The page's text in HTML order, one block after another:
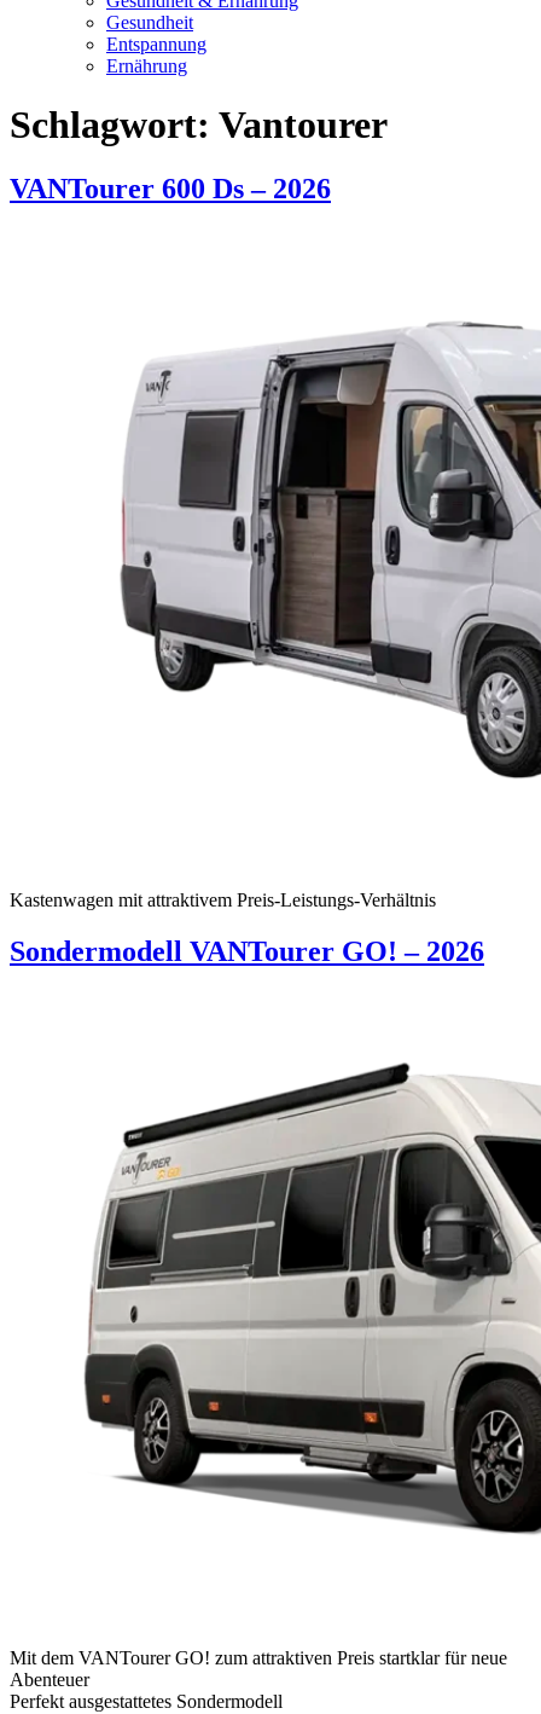
Gesundheit
Entspannung
Ernährung
Schlagwort: Vantourer
VANTourer 600 Ds – 2026
Kastenwagen mit attraktivem Preis-Leistungs-Verhältnis
Sondermodell VANTourer GO! – 2026
Mit dem VANTourer GO! zum attraktiven Preis startklar für neue
Abenteuer
Perfekt ausgestattetes Sondermodell